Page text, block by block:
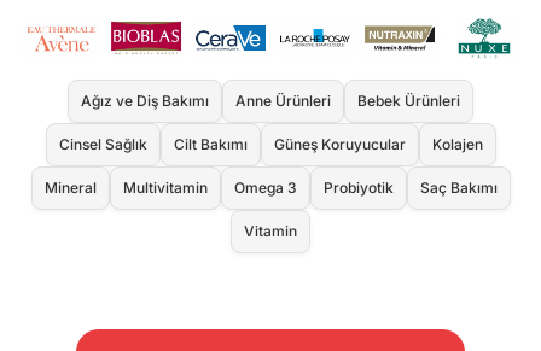
Ağız ve Diş Bakımı Anne Ürünleri Bebek Ürünleri
Cinsel Sağlık Cilt Bakımı Güneş Koruyucular Kolajen
Mineral Multivitamin Omega 3 Probiyotik Saç Bakımı
Vitamin